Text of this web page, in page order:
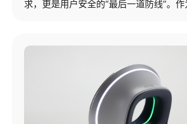
求，更是用户安全的“最后一道防线”。作
疗场景价值·医疗产品警示标识的工业设
品警示标识的定义）医疗产品中的警示标
字、符号、图形、颜色等视觉或触觉形式
品的潜在风险、使用限制、操作规范或安
性信息标记。其核心目的是降低使用···...